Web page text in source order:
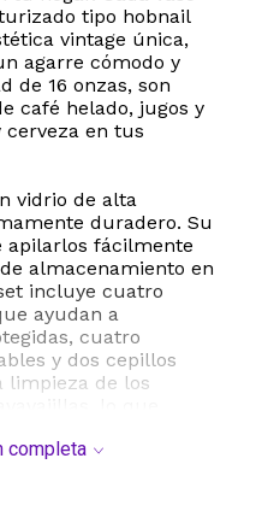
tipo hobnail
vintage única,
agarre cómodo y
de 16 onzas, son
café helado, jugos y
cerveza en tus
vidrio de alta
duradero. Su
apilarlos fácilmente
almacenamiento en
incluye cuatro
ayudan a
cuatro
y dos cepillos
limpieza de los
cada uso.
completa